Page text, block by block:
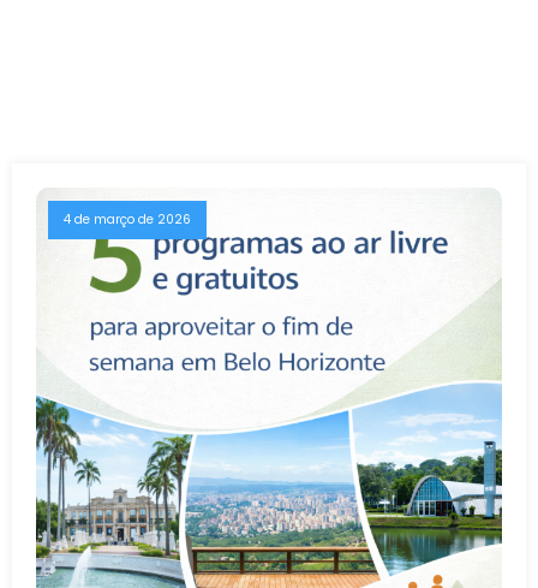
4 de março de 2026